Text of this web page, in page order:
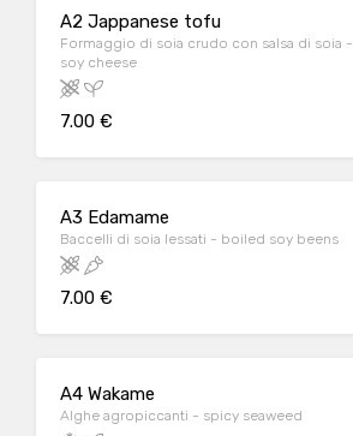
A2 Jappanese tofu
Formaggio di soia crudo con salsa di soia -
soy cheese
7.00 €
A3 Edamame
Baccelli di soia lessati - boiled soy beens
7.00 €
A4 Wakame
Alghe agropiccanti - spicy seaweed